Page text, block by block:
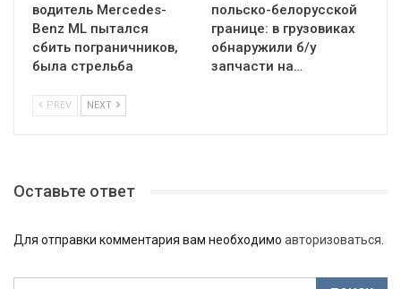
водитель Mercedes-
Benz ML пытался
сбить пограничников,
была стрельба
польско-белорусской
границе: в грузовиках
обнаружили б/у
запчасти на…
PREV NEXT
Оставьте ответ
Для отправки комментария вам необходимо авторизоваться